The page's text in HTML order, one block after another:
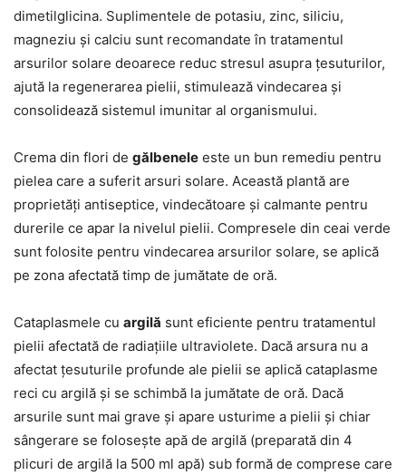
dimetilglicina. Suplimentele de potasiu, zinc, siliciu,
magneziu și calciu sunt recomandate în tratamentul
arsurilor solare deoarece reduc stresul asupra țesuturilor,
ajută la regenerarea pielii, stimulează vindecarea și
consolidează sistemul imunitar al organismului.
Crema din flori de gălbenele este un bun remediu pentru
pielea care a suferit arsuri solare. Această plantă are
proprietăți antiseptice, vindecătoare și calmante pentru
durerile ce apar la nivelul pielii. Compresele din ceai verde
sunt folosite pentru vindecarea arsurilor solare, se aplică
pe zona afectată timp de jumătate de oră.
Cataplasmele cu argilă sunt eficiente pentru tratamentul
pielii afectată de radiațiile ultraviolete. Dacă arsura nu a
afectat țesuturile profunde ale pielii se aplică cataplasme
reci cu argilă și se schimbă la jumătate de oră. Dacă
arsurile sunt mai grave și apare usturime a pielii și chiar
sângerare se folosește apă de argilă (preparată din 4
plicuri de argilă la 500 ml apă) sub formă de comprese care